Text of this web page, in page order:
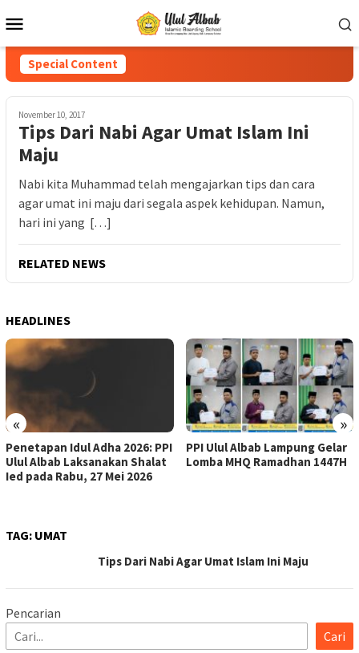
Special Content
November 10, 2017
Tips Dari Nabi Agar Umat Islam Ini
Maju
Nabi kita Muhammad telah mengajarkan tips dan cara
agar umat ini maju dari segala aspek kehidupan. Namun,
hari ini yang […]
RELATED NEWS
HEADLINES
« »
Penetapan Idul Adha 2026: PPI
Ulul Albab Laksanakan Shalat
Ied pada Rabu, 27 Mei 2026
PPI Ulul Albab Lampung Gelar
Lomba MHQ Ramadhan 1447H
TAG: UMAT
Tips Dari Nabi Agar Umat Islam Ini Maju
Pencarian
Cari